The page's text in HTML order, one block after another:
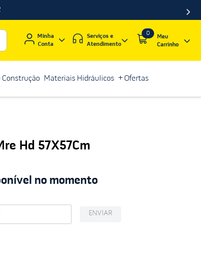
Minha
Conta
Serviços e
Atendimento
0
Construção Materiais Hidráulicos + Ofertas
Hd 57X57Cm
no momento
ENVIAR